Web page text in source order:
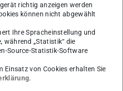
25/26: Explainable and Ethical
richtig anzeigen werden
können nicht abgewählt
Ihre Spracheinstellung und
während „Statistik“ die
Source-Statistik-Software
Einsatz von Cookies erhalten Sie
.